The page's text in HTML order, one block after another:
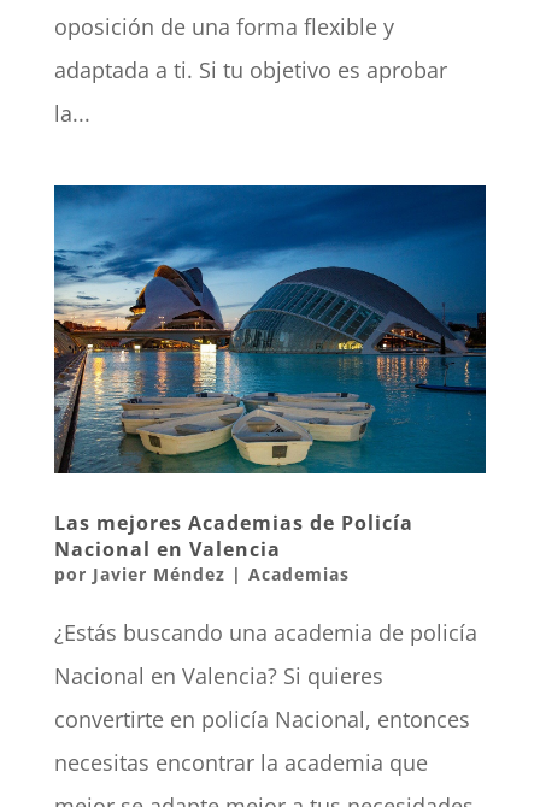
oposición de una forma flexible y
adaptada a ti. Si tu objetivo es aprobar
la...
Las mejores Academias de Policía
Nacional en Valencia
por Javier Méndez | Academias
¿Estás buscando una academia de policía
Nacional en Valencia? Si quieres
convertirte en policía Nacional, entonces
necesitas encontrar la academia que